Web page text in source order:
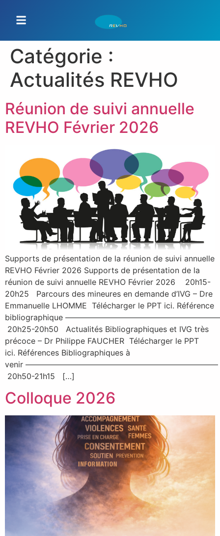
Catégorie :
Actualités REVHO
Réunion de suivi annuelle
REVHO Février 2026
Supports de présentation de la réunion de suivi annuelle
REVHO Février 2026 Supports de présentation de la
réunion de suivi annuelle REVHO Février 2026 20h15-
20h25 Parcours des mineures en demande d’IVG – Dre
Emmanuelle LHOMME Télécharger le PPT ici. Référence
bibliographique
20h25-20h50 Actualités Bibliographiques et IVG très
précoce – Dr Philippe FAUCHER Télécharger le PPT
ici. Références Bibliographiques à
venir ————————————————————————–
20h50-21h15 […]
Colloque 2026